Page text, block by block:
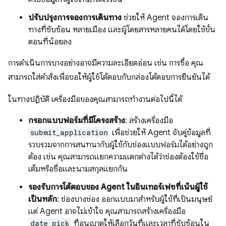
ปรับปรุงการจองการเดินทาง ช่วยให้ Agent จองการเดิน
ทางที่ซับซ้อน หลายเมือง และผู้โดยสารหลายคนได้โดยใช้ขั้น
ตอนที่น้อยลง
การดำเนินการบางอย่างอาจมีความละเอียดอ่อน เช่น การซื้อ คุณ
สามารถใส่คำสั่งเพื่อขอให้ผู้ใช้โต้ตอบกับกล่องโต้ตอบการยืนยันได้
ในทางปฏิบัติ เครื่องมือของคุณสามารถทำงานต่อไปนี้ได้
กรอกแบบฟอร์มที่มีโครงสร้าง: สร้างเครื่องมือ
submit_application เพื่อช่วยให้ Agent จับคู่ข้อมูลที่
รวบรวมจากการสนทนากับผู้ใช้กับช่องแบบฟอร์มได้อย่างถูก
ต้อง เช่น คุณสามารถแยกความแตกต่างได้ว่าช่องต้องใช้ชื่อ
เต็มหรือชื่อและนามสกุลแยกกัน
รองรับการโต้ตอบของ Agent ในอินเทอร์เฟซที่เน้นผู้ใช้
เป็นหลัก: ช่องบางช่อง ออกแบบมาสำหรับผู้ใช้ที่เป็นมนุษย์
แต่ Agent อาจไม่เข้าใจ คุณสามารถสร้างเครื่องมือ
date_pick ที่อนุญาตให้เลือกวันที่และเวลาที่ซับซ้อนใน